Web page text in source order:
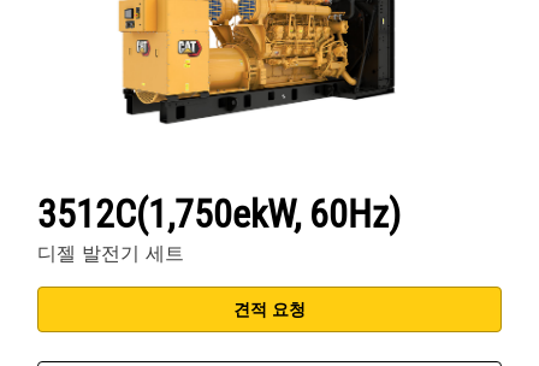
3512C(1,750ekW, 60Hz)
디젤 발전기 세트
견적 요청